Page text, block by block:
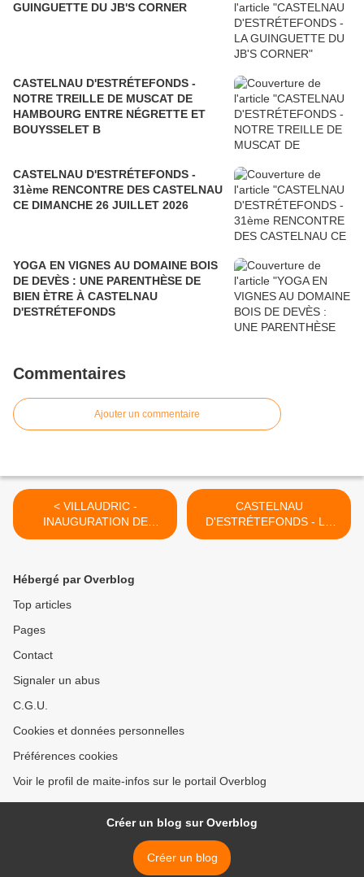
GUINGUETTE DU JB'S CORNER
CASTELNAU D'ESTRÉTEFONDS -
NOTRE TREILLE DE MUSCAT DE
HAMBOURG ENTRE NÉGRETTE ET
BOUYSSELET B
CASTELNAU D'ESTRÉTEFONDS -
31ème RENCONTRE DES CASTELNAU
CE DIMANCHE 26 JUILLET 2026
YOGA EN VIGNES AU DOMAINE BOIS
DE DEVÈS : UNE PARENTHÈSE DE
BIEN ÈTRE À CASTELNAU
D'ESTRÉTEFONDS
Commentaires
Ajouter un commentaire
< VILLAUDRIC -
INAUGURATION DE
L'ESPACE JEAN-RENÉ
CASTELNAU
D'ESTRÉTEFONDS - LE
CASTELNAU CYCLO CLUB
Hébergé par Overblog
Top articles
Pages
Contact
Signaler un abus
C.G.U.
Cookies et données personnelles
Préférences cookies
Voir le profil de maite-infos sur le portail Overblog
Créer un blog sur Overblog
Créer un blog